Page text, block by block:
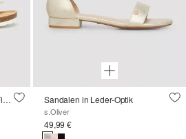
Pantoletten mit feinem Glanz-Finish Sandalen in Leder-Optik
s.Oliver
49,99 €